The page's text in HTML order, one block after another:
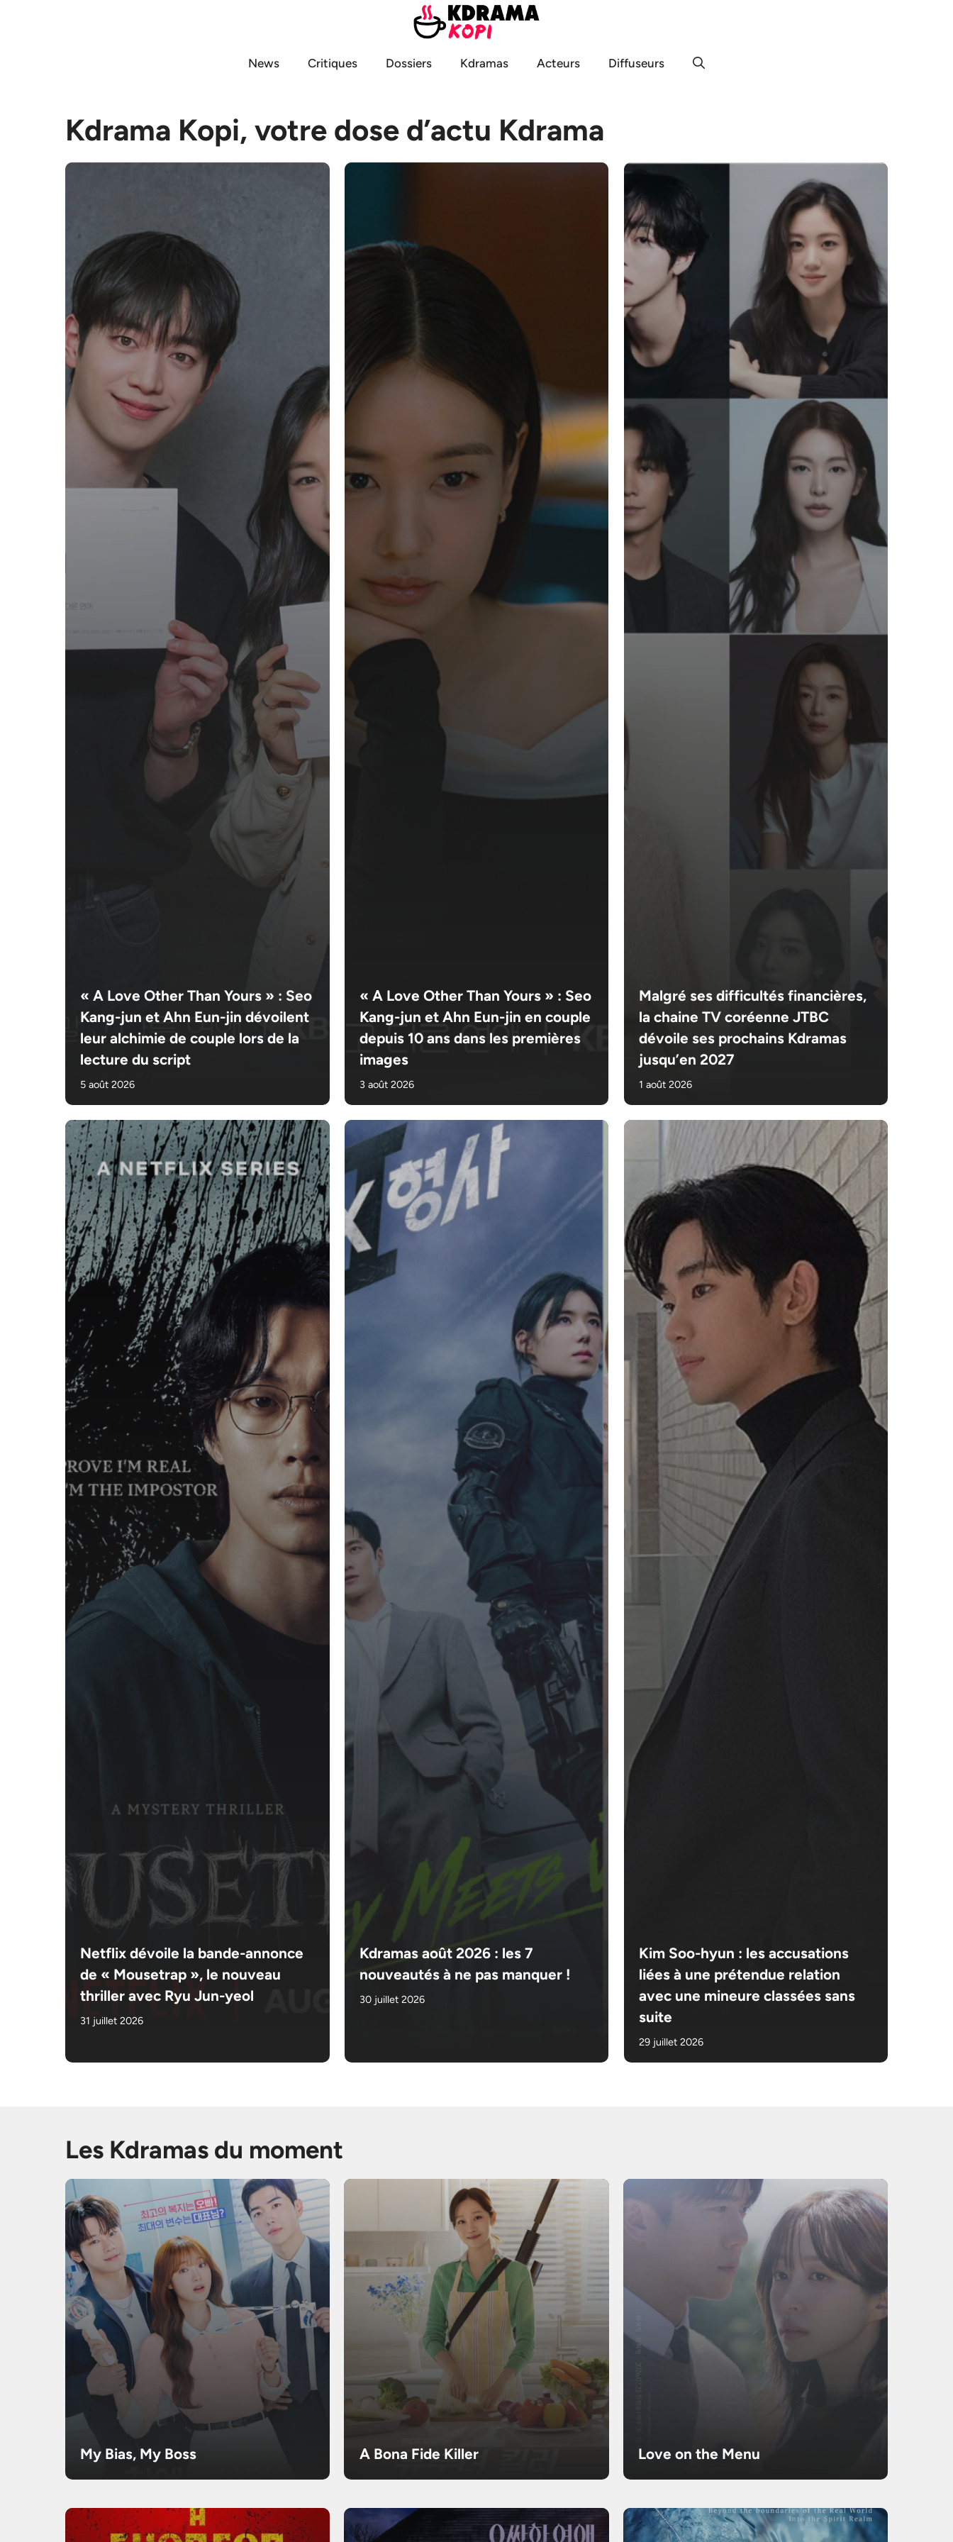
News
Critiques Dossiers Kdramas Acteurs Diffuseurs
Kdrama Kopi, votre dose d’actu Kdrama
« A Love Other Than Yours » : Seo
Kang-jun et Ahn Eun-jin dévoilent
leur alchimie de couple lors de la
lecture du script
5 août 2026
« A Love Other Than Yours » : Seo
Kang-jun et Ahn Eun-jin en couple
depuis 10 ans dans les premières
images
3 août 2026
Malgré ses difficultés financières,
la chaine TV coréenne JTBC
dévoile ses prochains Kdramas
jusqu’en 2027
1 août 2026
Netflix dévoile la bande-annonce
de « Mousetrap », le nouveau
thriller avec Ryu Jun-yeol
31 juillet 2026
Kdramas août 2026 : les 7
nouveautés à ne pas manquer !
30 juillet 2026
Kim Soo-hyun : les accusations
liées à une prétendue relation
avec une mineure classées sans
suite
29 juillet 2026
Les Kdramas du moment
My Bias, My Boss A Bona Fide Killer Love on the Menu